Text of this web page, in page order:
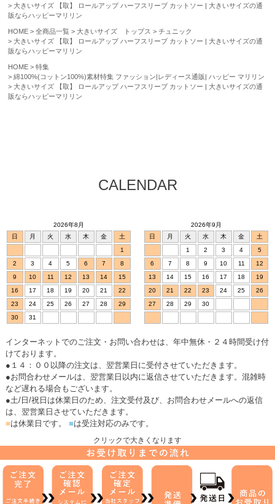
大きいサイズ 【取】 ロールアップ ハーフスリーブ カットソー | 大きいサイズの通
販ならハッピーマリリン
HOME 全商品一覧 大きいサイズ トップス
チュニック
大きいサイズ 【取】 ロールアップ ハーフスリーブ カットソー | 大きいサイズの通
販ならハッピーマリリン
HOME
特集
綿100%(コットン100%)素材特集 ファッション|レディース通販| ハッピー マリリン
大きいサイズ 【取】 ロールアップ ハーフスリーブ カットソー | 大きいサイズの通
販ならハッピーマリリン
CALENDAR
2026年8月
日
月 火 水 木 金
土
1
2
3 4 5 6 7
8
9
10 11 12 13 14
15
16
17 18 19 20 21
22
23
24 25 26 27 28
29
30
31
2026年9月
日
月 火 水 木 金
土
1
2 3 4
5
6
7 8 9 10 11
12
13
14 15 16 17 18
19
20
21 22 23 24 25
26
27
28 29 30
インターネットでのご注文・お問い合わせは、年中無休・２４時間受け付
けております。
●１４：００以降の注文は、翌営業日に受付させていただきます。
●お問合わせメールは、翌営業日以内に返信させていただきます。混雑時
など遅れる場合もございます。
●土/日/祝日は休業日のため、注文受付及び、お問合わせメールへの返信
は、翌営業日させていただきます。
■は休業日です。 ■は受注対応のみです。
クリックで大きくなります